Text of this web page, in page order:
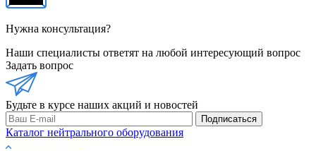
Нужна консультация?
Наши специалисты ответят на любой интересующий вопрос
Задать вопрос
Будьте в курсе наших акций и новостей
Подписаться
Каталог нейтрального оборудования